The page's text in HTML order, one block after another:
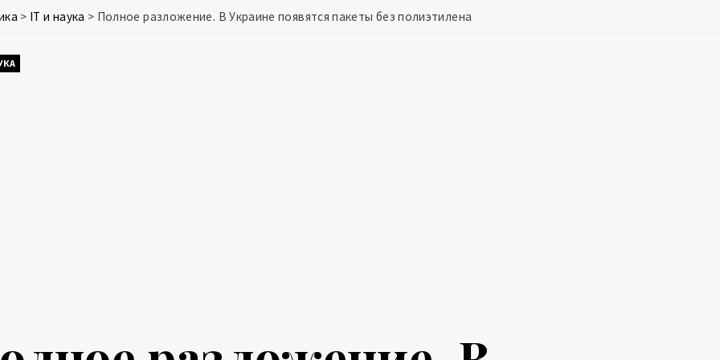
> IT и наука > Полное разложение. В Украине появятся пакеты без полиэтилена